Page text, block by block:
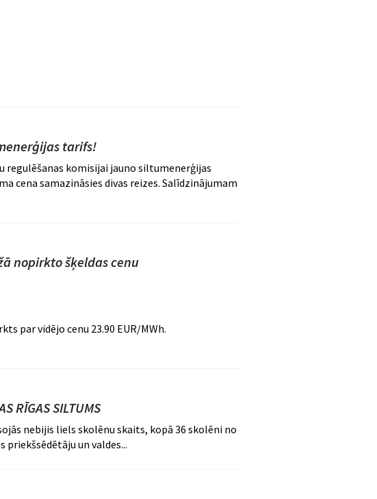
tarifs!
regulēšanas komisijai jauno siltumenerģijas
cena samazināsies divas reizes. Salīdzinājumam
nopirkto šķeldas cenu
par vidējo cenu 23.90 EUR/MWh.
RĪGAS SILTUMS
nebijis liels skolēnu skaits, kopā 36 skolēni no
un valdes...